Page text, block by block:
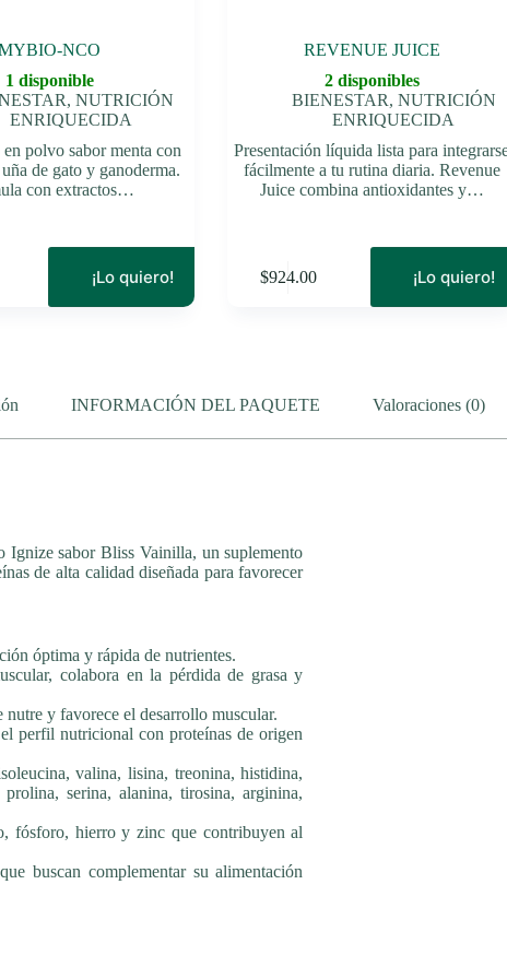
NCO
1 disponible
, NUTRICIÓN
ENRIQUECIDA
en polvo sabor menta con
de gato y ganoderma.
con extractos…
¡Lo quiero!
REVENUE JUICE
2 disponibles
BIENESTAR, NUTRICIÓN
ENRIQUECIDA
Presentación líquida lista para
fácilmente a tu rutina diaria. Revenue
Juice combina antioxidantes y…
$924.00 ¡Lo quiero!
INFORMACIÓN DEL PAQUETE Valoraciones (0)
sabor Bliss Vainilla, un suplemento
de alta calidad diseñada para favorecer
óptima y rápida de nutrientes.
colabora en la pérdida de grasa y
y favorece el desarrollo muscular.
perfil nutricional con proteínas de origen
valina, lisina, treonina, histidina,
serina, alanina, tirosina, arginina,
fósforo, hierro y zinc que contribuyen al
buscan complementar su alimentación